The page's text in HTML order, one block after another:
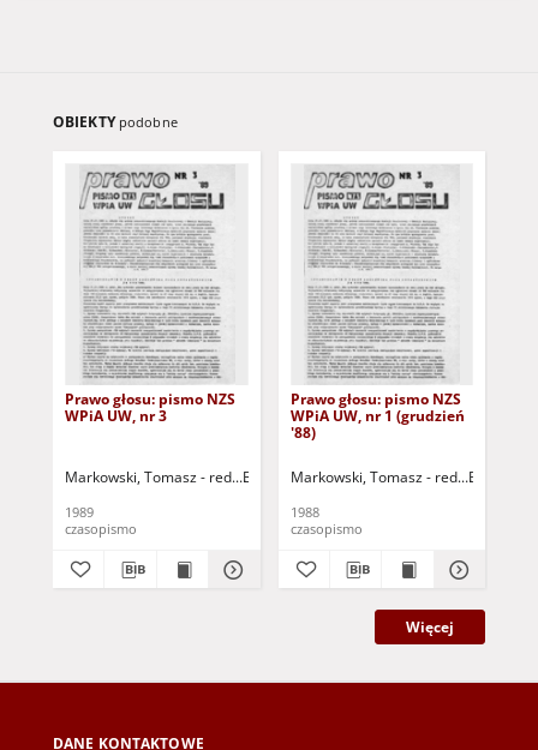
OBIEKTY podobne
Prawo głosu: pismo NZS
WPiA UW, nr 3
Markowski, Tomasz - red. Busz, Filip - red. Kasprzyk, Gosława - red.
1989
czasopismo
Prawo głosu: pismo NZS
WPiA UW, nr 1 (grudzień
'88)
Markowski, Tomasz - red. Busz,
1988
czasopismo
Więcej
DANE KONTAKTOWE